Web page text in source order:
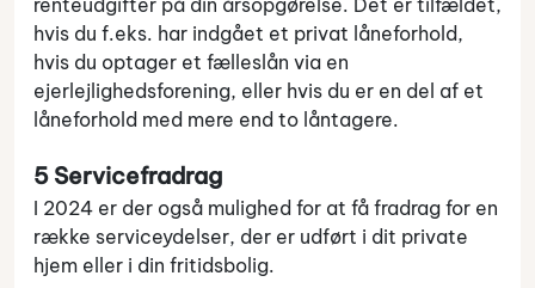
hvis du f.eks. har indgået et privat låneforhold,
hvis du optager et fælleslån via en
ejerlejlighedsforening, eller hvis du er en del af et
låneforhold med mere end to låntagere.
5 Servicefradrag
I 2024 er der også mulighed for at få fradrag for en
række serviceydelser, der er udført i dit private
hjem eller i din fritidsbolig.